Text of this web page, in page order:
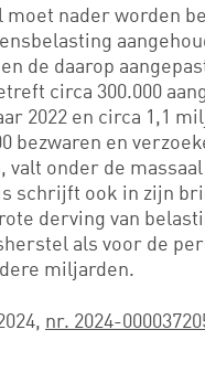
moet nader worden
de daarop
circa 300.000
2022 en circa 1,1
bezwaren en
valt onder de
schrijft ook in zijn
derving van
als voor de
miljarden.
nr. 2024-